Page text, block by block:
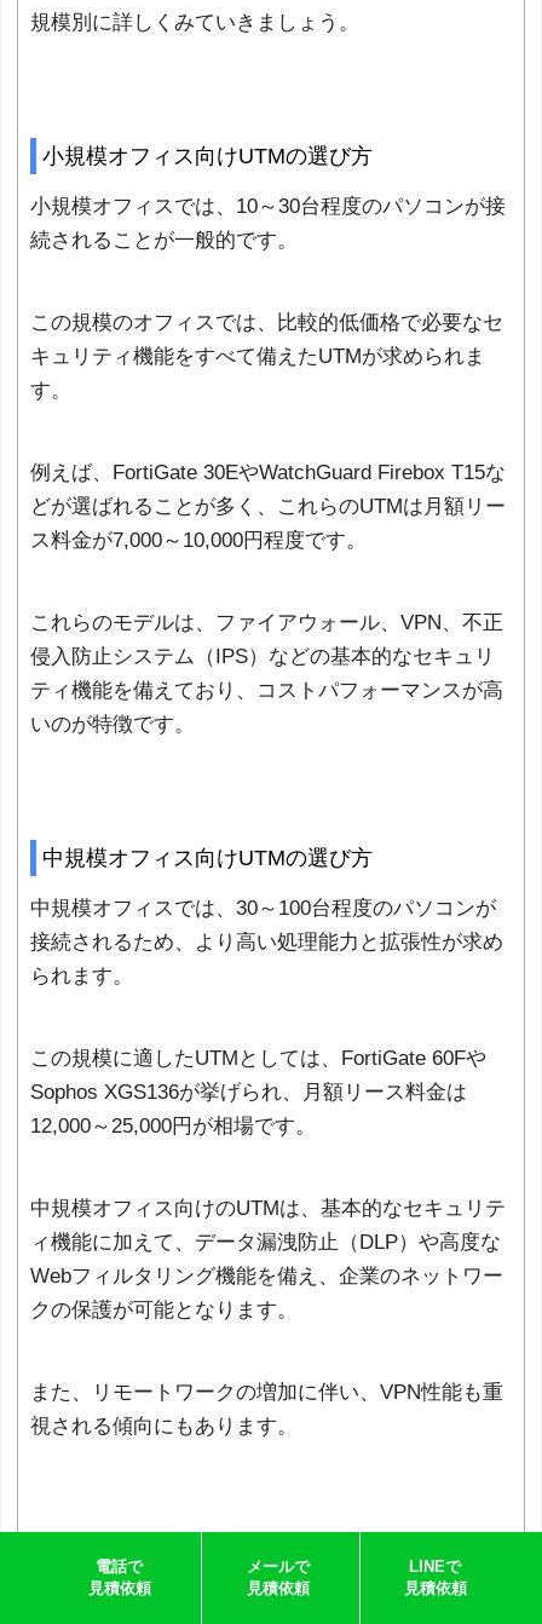
規模別に詳しくみていきましょう。
小規模オフィス向けUTMの選び方
小規模オフィスでは、10～30台程度のパソコンが接
続されることが一般的です。
この規模のオフィスでは、比較的低価格で必要なセ
キュリティ機能をすべて備えたUTMが求められま
す。
例えば、FortiGate 30EやWatchGuard Firebox T15な
どが選ばれることが多く、これらのUTMは月額リー
ス料金が7,000～10,000円程度です。
これらのモデルは、ファイアウォール、VPN、不正
侵入防止システム（IPS）などの基本的なセキュリ
ティ機能を備えており、コストパフォーマンスが高
いのが特徴です。
中規模オフィス向けUTMの選び方
中規模オフィスでは、30～100台程度のパソコンが
接続されるため、より高い処理能力と拡張性が求め
られます。
この規模に適したUTMとしては、FortiGate 60Fや
Sophos XGS136が挙げられ、月額リース料金は
12,000～25,000円が相場です。
中規模オフィス向けのUTMは、基本的なセキュリテ
ィ機能に加えて、データ漏洩防止（DLP）や高度な
Webフィルタリング機能を備え、企業のネットワー
クの保護が可能となります。
また、リモートワークの増加に伴い、VPN性能も重
視される傾向にもあります。
大規模オフィス向けUTMの選び方
電話で
見積依頼
メールで
見積依頼
LINEで
見積依頼